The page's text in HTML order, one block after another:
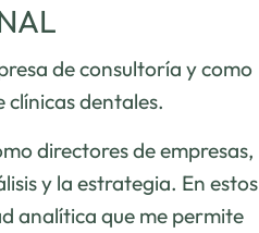
de consultoría y como
dentales.
directores de empresas,
y la estrategia. En estos
analítica que me permite